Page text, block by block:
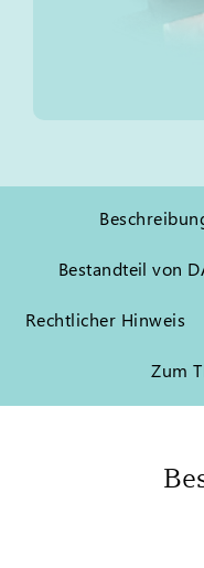
Bestandteil von
Rechtlicher Hinweis
Zum